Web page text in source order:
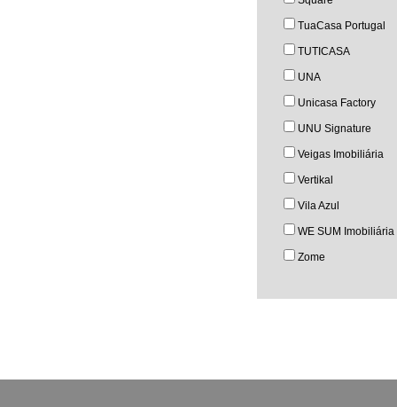
TuaCasa Portugal
TUTICASA
UNA
Unicasa Factory
UNU Signature
Veigas Imobiliária
Vertikal
Vila Azul
WE SUM Imobiliária
Zome